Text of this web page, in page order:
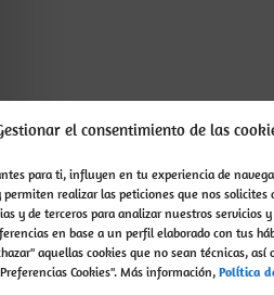
el consentimiento de las
para ti, influyen en tu experiencia de
realizar las peticiones que nos solicites
y de terceros para analizar nuestros servicios
en base a un perfil elaborado con tus
aquellas cookies que no sean técnicas,
Cookies". Más información,Política